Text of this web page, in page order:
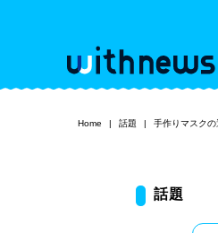
Home 話題 手作りマスク
話題